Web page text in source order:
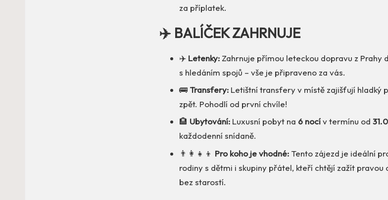
za příplatek.
✈️ BALÍČEK ZAHRNUJE
✈️ Letenky: Zahrnuje přímou leteckou dopravu z Prahy
s hledáním spojů – vše je připraveno za vás.
🚌 Transfery: Letištní transfery v místě zajišťují hladký
zpět. Pohodlí od první chvíle!
🏨 Ubytování: Luxusní pobyt na 6 nocív termínu od
každodenní snídaně.
👨‍👩‍👧‍👦 Pro koho je vhodné: Tento zájezd je ideální
rodiny s dětmi i skupiny přátel, kteří chtějí zažít
bez starostí.